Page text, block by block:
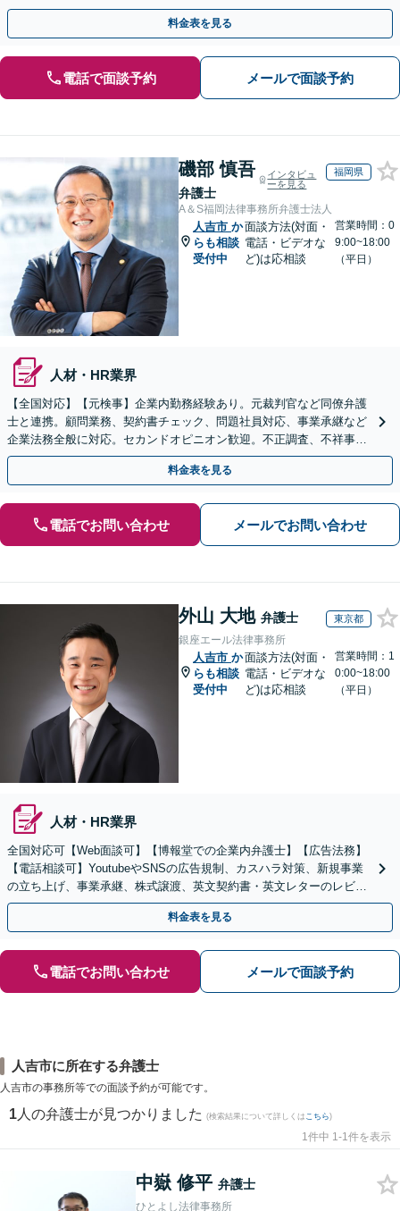
活かし成長をサポート【休日夜間対応】【初回相談無料】
料金表を見る
電話で面談予約 メールで面談予約
磯部 慎吾
弁護士
インタビュ
ーを見る
福岡県
A＆S福岡法律事務所弁護士法人
人吉市 か
らも相談
受付中
面談方法(対面・
電話・ビデオな
ど)は応相談
営業時間：0
9:00~18:00
（平日）
人材・HR業界
【全国対応】【元検事】企業内勤務経験あり。元裁判官など同僚弁護
士と連携。顧問業務、契約書チェック、問題社員対応、事業承継など
企業法務全般に対応。セカンドオピニオン歓迎。不正調査、不祥事や
ハラスメントの対応・予防にも実績。事業を守り成長支援。
料金表を見る
電話でお問い合わせ メールでお問い合わせ
外山 大地 弁護士 東京都
銀座エール法律事務所
人吉市 か
らも相談
受付中
面談方法(対面・
電話・ビデオな
ど)は応相談
営業時間：1
0:00~18:00
（平日）
人材・HR業界
全国対応可【Web面談可】【博報堂での企業内弁護士】【広告法務】
【電話相談可】YoutubeやSNSの広告規制、カスハラ対策、新規事業
の立ち上げ、事業承継、株式譲渡、英文契約書・英文レターのレビュ
ー・ドラフトなどに対応。
料金表を見る
電話でお問い合わせ メールで面談予約
人吉市に所在する弁護士
人吉市の事務所等での面談予約が可能です。
1 人の弁護士が見つかりました (検索結果について詳しくは こちら)
1件中 1-1件を表示
中嶽 修平 弁護士
ひとよし法律事務所